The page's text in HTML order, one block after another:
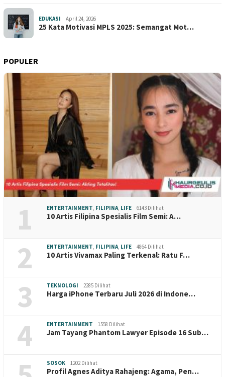
EDUKASI April 24, 2026
25 Kata Motivasi MPLS 2025: Semangat Mot…
POPULER
1 ENTERTAINMENT FILIPINA LIFE 6143 Dilihat
10 Artis Filipina Spesialis Film Semi: A…
2 ENTERTAINMENT FILIPINA LIFE 4864 Dilihat
10 Artis Vivamax Paling Terkenal: Ratu F…
3 TEKNOLOGI 2285 Dilihat
Harga iPhone Terbaru Juli 2026 di Indone…
4 ENTERTAINMENT 1558 Dilihat
Jam Tayang Phantom Lawyer Episode 16 Sub…
SOSOK 1202 Dilihat
Profil Agnes Aditya Rahajeng: Agama, Pen…